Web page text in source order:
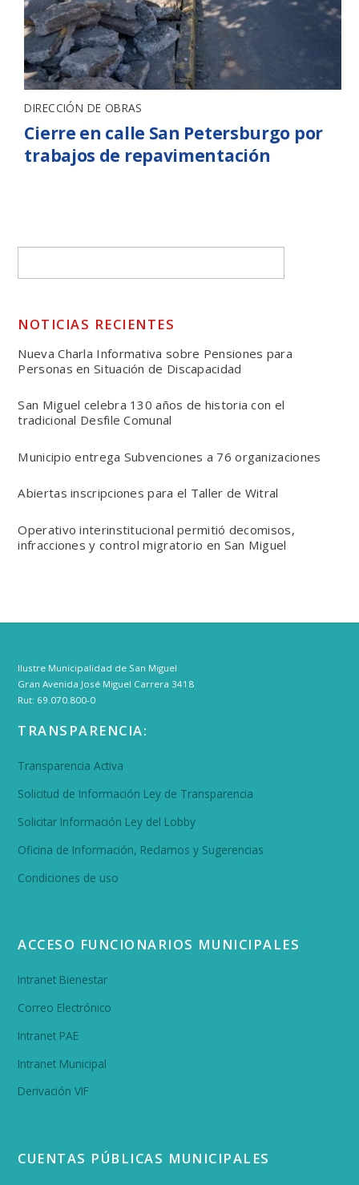
DIRECCIÓN DE OBRAS
Cierre en calle San Petersburgo por
trabajos de repavimentación
NOTICIAS RECIENTES
Nueva Charla Informativa sobre Pensiones para
Personas en Situación de Discapacidad
San Miguel celebra 130 años de historia con el
tradicional Desfile Comunal
Municipio entrega Subvenciones a 76 organizaciones
Abiertas inscripciones para el Taller de Witral
Operativo interinstitucional permitió decomisos,
infracciones y control migratorio en San Miguel
Ilustre Municipalidad de San Miguel
Gran Avenida José Miguel Carrera 3418
Rut: 69.070.800-0
TRANSPARENCIA:
Transparencia Activa
Solicitud de Información Ley de Transparencia
Solicitar Información Ley del Lobby
Oficina de Información, Reclamos y Sugerencias
Condiciones de uso
ACCESO FUNCIONARIOS MUNICIPALES
Intranet Bienestar
Correo Electrónico
Intranet PAE
Intranet Municipal
Derivación VIF
CUENTAS PÚBLICAS MUNICIPALES